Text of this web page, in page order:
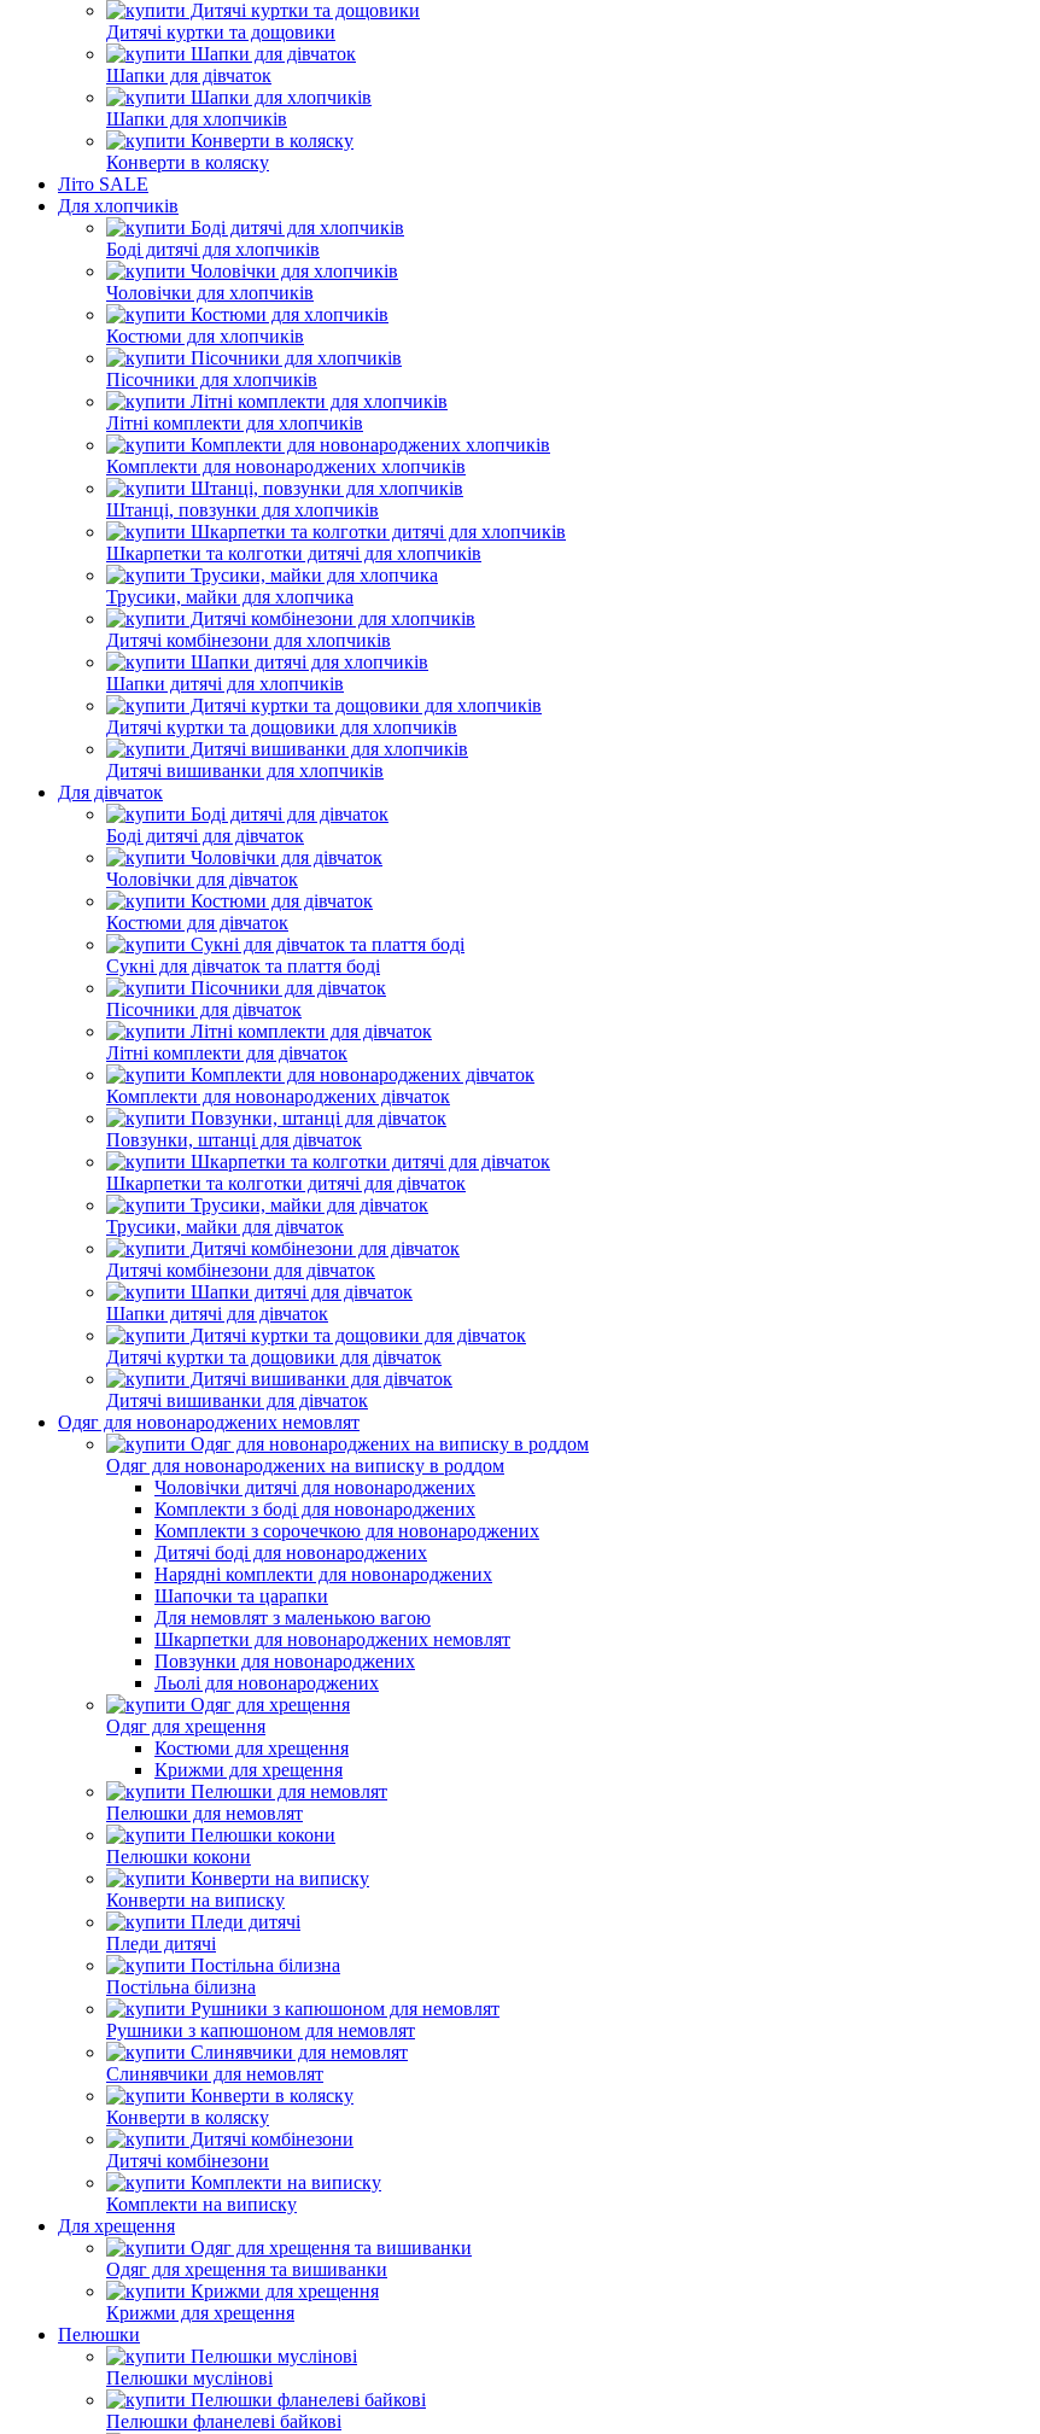
Дитячі куртки та дощовики
Шапки для дівчаток
Шапки для хлопчиків
Конверти в коляску
Літо SALE
Для хлопчиків
Боді дитячі для хлопчиків
Чоловічки для хлопчиків
Костюми для хлопчиків
Пісочники для хлопчиків
Літні комплекти для хлопчиків
Комплекти для новонароджених хлопчиків
Штанці, повзунки для хлопчиків
Шкарпетки та колготки дитячі для хлопчиків
Трусики, майки для хлопчика
Дитячі комбінезони для хлопчиків
Шапки дитячі для хлопчиків
Дитячі куртки та дощовики для хлопчиків
Дитячі вишиванки для хлопчиків
Для дівчаток
Боді дитячі для дівчаток
Чоловічки для дівчаток
Костюми для дівчаток
Сукні для дівчаток та плаття боді
Пісочники для дівчаток
Літні комплекти для дівчаток
Комплекти для новонароджених дівчаток
Повзунки, штанці для дівчаток
Шкарпетки та колготки дитячі для дівчаток
Трусики, майки для дівчаток
Дитячі комбінезони для дівчаток
Шапки дитячі для дівчаток
Дитячі куртки та дощовики для дівчаток
Дитячі вишиванки для дівчаток
Одяг для новонароджених немовлят
Одяг для новонароджених на виписку в роддом
Чоловічки дитячі для новонароджених
Комплекти з боді для новонароджених
Комплекти з сорочечкою для новонароджених
Дитячі боді для новонароджених
Нарядні комплекти для новонароджених
Шапочки та царапки
Для немовлят з маленькою вагою
Шкарпетки для новонароджених немовлят
Повзунки для новонароджених
Льолі для новонароджених
Одяг для хрещення
Костюми для хрещення
Крижми для хрещення
Пелюшки для немовлят
Пелюшки кокони
Конверти на виписку
Пледи дитячі
Постільна білизна
Рушники з капюшоном для немовлят
Слинявчики для немовлят
Конверти в коляску
Дитячі комбінезони
Комплекти на виписку
Для хрещення
Одяг для хрещення та вишиванки
Крижми для хрещення
Пелюшки
Пелюшки муслінові
Пелюшки фланелеві байкові